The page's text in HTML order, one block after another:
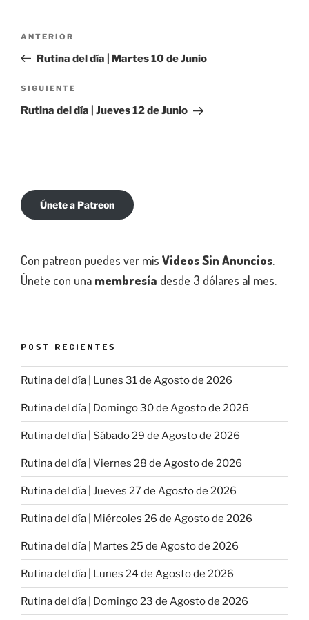
Navegación
entradas
Entrada
anterior:
ANTERIOR
Rutina del día | Martes 10 de Junio
Siguiente
entrada
SIGUIENTE
Rutina del día | Jueves 12 de Junio
Únete a Patreon
Con patreon puedes ver mis Videos Sin Anuncios.
Únete con una membresía desde 3 dólares al mes.
POST RECIENTES
Rutina del día | Lunes 31 de Agosto de 2026
Rutina del día | Domingo 30 de Agosto de 2026
Rutina del día | Sábado 29 de Agosto de 2026
Rutina del día | Viernes 28 de Agosto de 2026
Rutina del día | Jueves 27 de Agosto de 2026
Rutina del día | Miércoles 26 de Agosto de 2026
Rutina del día | Martes 25 de Agosto de 2026
Rutina del día | Lunes 24 de Agosto de 2026
Rutina del día | Domingo 23 de Agosto de 2026